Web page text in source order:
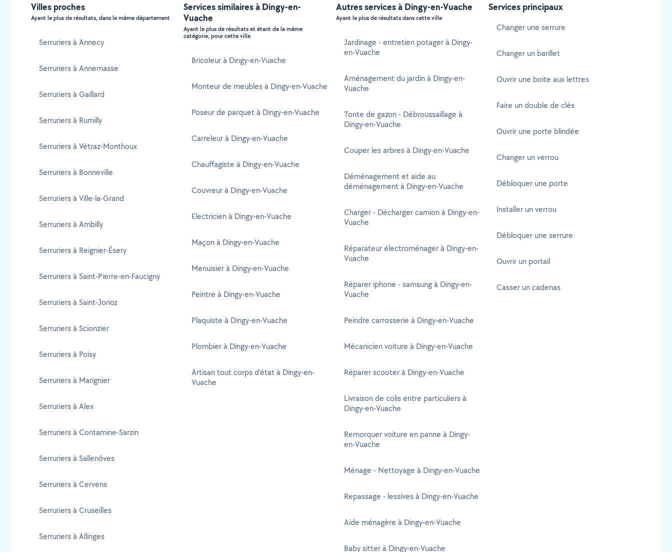
Villes proches
Ayant le plus de résultats, dans le même département
Serruriers à Annecy
Serruriers à Annemasse
Serruriers à Gaillard
Serruriers à Rumilly
Serruriers à Vétraz-Monthoux
Serruriers à Bonneville
Serruriers à Ville-la-Grand
Serruriers à Ambilly
Serruriers à Reignier-Ésery
Serruriers à Saint-Pierre-en-Faucigny
Serruriers à Saint-Jorioz
Serruriers à Scionzier
Serruriers à Poisy
Serruriers à Marignier
Serruriers à Alex
Serruriers à Contamine-Sarzin
Serruriers à Sallenôves
Serruriers à Cervens
Serruriers à Cruseilles
Serruriers à Allinges
Services similaires à Dingy-en-
Vuache
Ayant le plus de résultats et étant de la même
catégorie, pour cette ville
Bricoleur à Dingy-en-Vuache
Monteur de meubles à Dingy-en-Vuache
Poseur de parquet à Dingy-en-Vuache
Carreleur à Dingy-en-Vuache
Chauffagiste à Dingy-en-Vuache
Couvreur à Dingy-en-Vuache
Electricien à Dingy-en-Vuache
Maçon à Dingy-en-Vuache
Menuisier à Dingy-en-Vuache
Peintre à Dingy-en-Vuache
Plaquiste à Dingy-en-Vuache
Plombier à Dingy-en-Vuache
Artisan tout corps d'état à Dingy-en-
Vuache
Autres services à Dingy-en-Vuache
Ayant le plus de résultats dans cette ville
Jardinage - entretien potager à Dingy-
en-Vuache
Aménagement du jardin à Dingy-en-
Vuache
Tonte de gazon - Débroussaillage à
Dingy-en-Vuache
Couper les arbres à Dingy-en-Vuache
Déménagement et aide au
déménagement à Dingy-en-Vuache
Charger - Décharger camion à Dingy-en-
Vuache
Réparateur électroménager à Dingy-en-
Vuache
Réparer iphone - samsung à Dingy-en-
Vuache
Peindre carrosserie à Dingy-en-Vuache
Mécanicien voiture à Dingy-en-Vuache
Réparer scooter à Dingy-en-Vuache
Livraison de colis entre particuliers à
Dingy-en-Vuache
Remorquer voiture en panne à Dingy-
en-Vuache
Ménage - Nettoyage à Dingy-en-Vuache
Repassage - lessives à Dingy-en-Vuache
Aide ménagère à Dingy-en-Vuache
Baby sitter à Dingy-en-Vuache
Services principaux
Changer une serrure
Changer un barillet
Ouvrir une boite aux lettres
Faire un double de clés
Ouvrir une porte blindée
Changer un verrou
Débloquer une porte
Installer un verrou
Débloquer une serrure
Ouvrir un portail
Casser un cadenas